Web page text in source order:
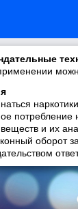
потребление
и их
оборот
Арутюнов